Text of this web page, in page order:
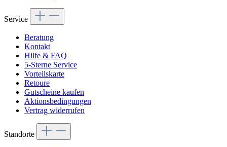
Service
Beratung
Kontakt
Hilfe & FAQ
5-Sterne Service
Vorteilskarte
Retoure
Gutscheine kaufen
Aktionsbedingungen
Vertrag widerrufen
Standorte